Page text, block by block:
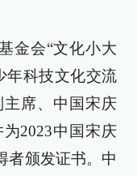
金会“文化小大
年科技文化交流
席、中国宋庆
2023中国宋庆
者颁发证书。中